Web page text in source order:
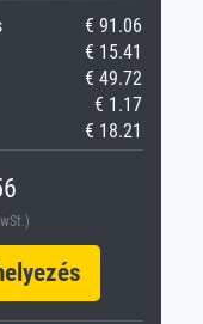
€ 91.06
€ 15.41
€ 49.72
€ 1.17
€ 18.21